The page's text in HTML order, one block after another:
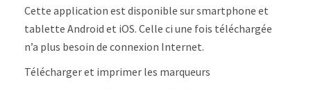
Cette application est disponible sur smartphone et
tablette Android et iOS. Celle ci une fois téléchargée
n’a plus besoin de connexion Internet.
Télécharger et imprimer les marqueurs